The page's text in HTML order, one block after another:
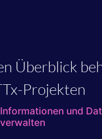
Überblick
Projekten
Informationen und
verwalten